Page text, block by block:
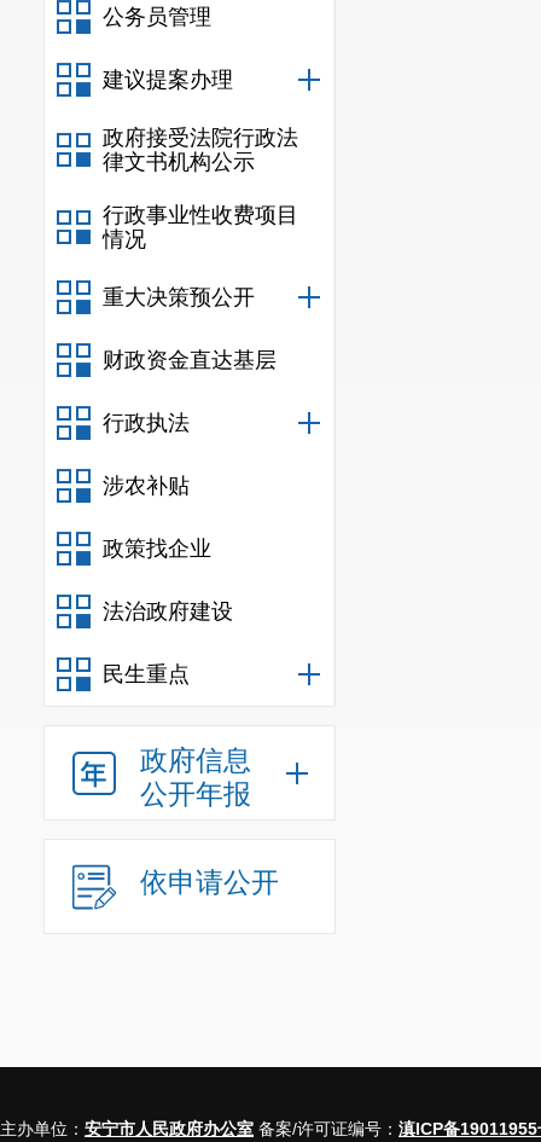
公务员管理
建议提案办理
政府接受法院行政法
律文书机构公示
行政事业性收费项目
情况
重大决策预公开
财政资金直达基层
行政执法
涉农补贴
政策找企业
法治政府建设
民生重点
政府信息
公开年报
依申请公开
主办单位： 安宁市人民政府办公室 备案/许可证编号： 滇ICP备